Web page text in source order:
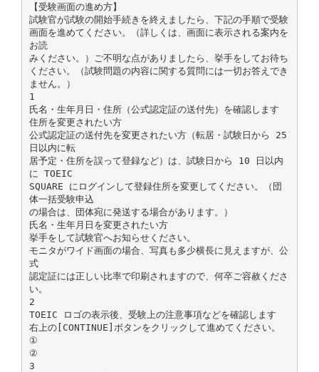
【受験画面の進め方】
試験官が試験の開始手続きを終えましたら、下記の手順で受験
画面を進めてください。（詳しくは、画面に表示される案内を
お読
みください。）ご不明な点がありましたら、挙手をしてお待ち
ください。（試験問題の内容に関する質問には一切お答えでき
ません。）
1
氏名・生年月日・住所（公式認定証の送付先）を確認します
住所を変更されたい方
公式認定証の送付先を変更されたい方（転居・試験日から 25
日以内に転
居予定・住所を誤って登録など）は、試験日から 10 日以内
に TOEIC
SQUARE にログインして登録住所を変更してください。（団
体一括受験申込
の場合は、団体宛に発送する場合があります。）
氏名・生年月日を変更されたい方
挙手をして試験官へお知らせください。
モニタがワイド画面の場合、写真も多少横長に見えますが、公
式
認定証には正しい比率で印刷されますので、何卒ご容赦くださ
い。
2
TOEIC ロゴの表示後、受験上の注意事項などを確認します
右上の[CONTINUE]ボタンをクリックして進めてください。
①
②
3